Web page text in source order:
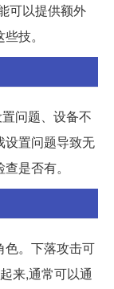
可以提供额外
技。
问题、设备不
设置问题导致无
是否有。
色。下落攻击可
来,通常可以通